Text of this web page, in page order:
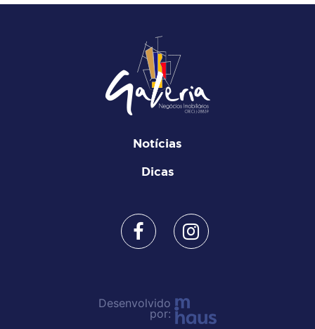
Notícias
Dicas
Desenvolvido
por: